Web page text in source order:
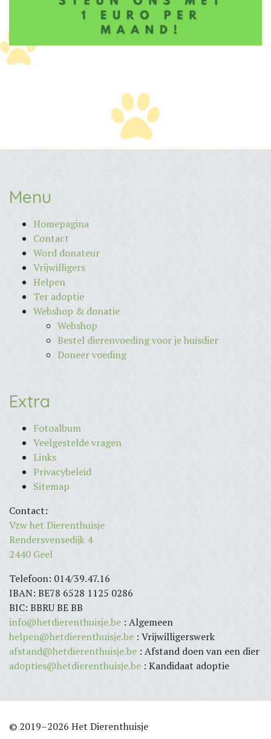
Menu
Homepagina
Contact
Word donateur
Vrijwilligers
Helpen
Ter adoptie
Webshop & donatie
Webshop
Bestel dierenvoeding voor je huisdier
Doneer voeding
Extra
Fotoalbum
Veelgestelde vragen
Links
Privacybeleid
Sitemap
Contact:
Vzw het Dierenthuisje
Rendersvensedijk 4
2440 Geel
Telefoon: 014/39.47.16
IBAN: BE78 6528 1125 0286
BIC: BBRU BE BB
info@hetdierenthuisje.be : Algemeen
helpen@hetdierenthuisje.be : Vrijwilligerswerk
afstand@hetdierenthuisje.be : Afstand doen van een dier
adopties@hetdierenthuisje.be : Kandidaat adoptie
© 2019–2026 Het Dierenthuisje